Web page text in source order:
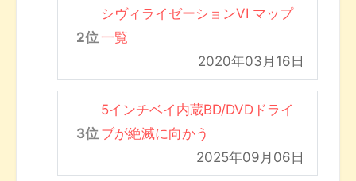
シヴィライゼーションVI マップ
一覧
2020年03月16日
5インチベイ内蔵BD/DVDドライ
ブが絶滅に向かう
2025年09月06日